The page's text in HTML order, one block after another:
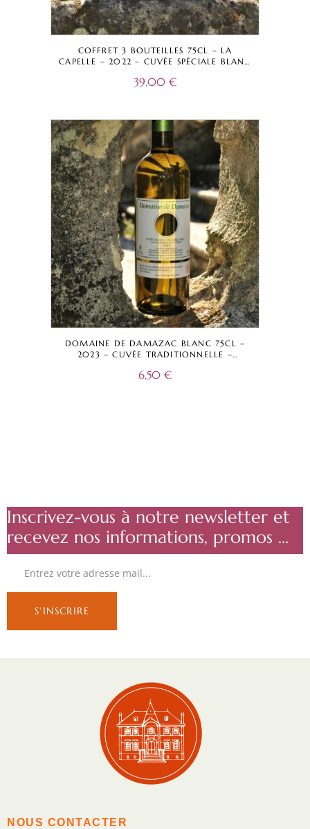
COFFRET 3 BOUTEILLES 75CL – LA
CAPELLE – 2022 – CUVÉE SPÉCIALE BLANC
– VIN DE FRANCE
39,00 €
DOMAINE DE DAMAZAC BLANC 75CL –
2023 – CUVÉE TRADITIONNELLE –
6,50 €
Inscrivez-vous à notre newsletter et
recevez nos informations, promos ...
NOUS CONTACTER